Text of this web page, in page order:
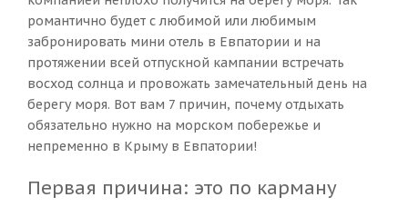
романтично будет с любимой или любимым
забронировать мини отель в Евпатории и на
протяжении всей отпускной кампании встречать
восход солнца и провожать замечательный день на
берегу моря. Вот вам 7 причин, почему отдыхать
обязательно нужно на морском побережье и
непременно в Крыму в Евпатории!
Первая причина: это по карману